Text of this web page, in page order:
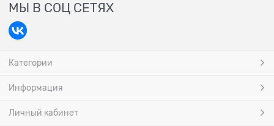
МЫ В СОЦ СЕТЯХ
Категории
Информация
Личный кабинет